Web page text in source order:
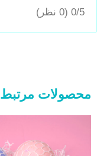
0/5 (0 نظر)
محصولات مرتبط